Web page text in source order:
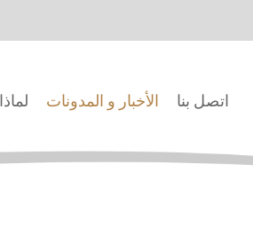
الأخبار و المدونات اتصل بنا